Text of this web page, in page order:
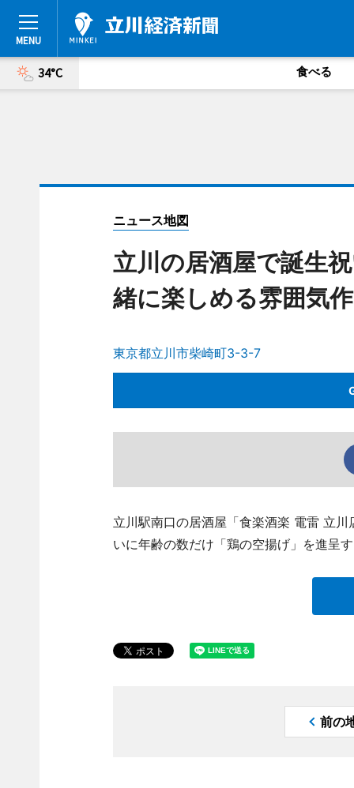
34°C 食べる
ニュース地図
立川の居酒屋で誕生
緒に楽しめる雰囲気
東京都立川市柴崎町3-3-7
立川駅南口の居酒屋「食楽酒楽 電雷 立
いに年齢の数だけ「鶏の空揚げ」を進呈
前の